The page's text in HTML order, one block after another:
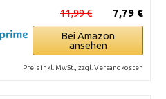
7,79 €
11,99 €
Bei Amazon
ansehen
Preis inkl. MwSt., zzgl. Versandkosten